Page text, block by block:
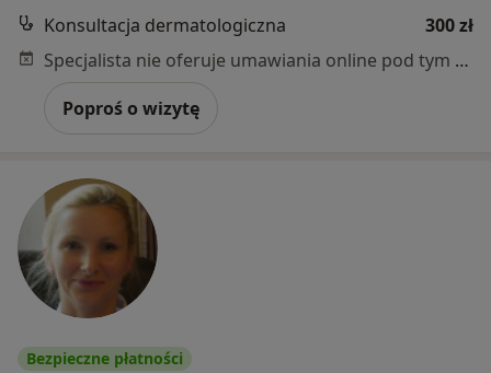
Konsultacja dermatologiczna
300 zł
Specjalista nie oferuje umawiania online pod tym adresem.
Poproś o wizytę
Bezpieczne płatności